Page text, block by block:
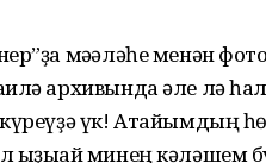
мәҡәләһе менән
архивында әле лә
үк! Атайымдың
минең кәләшем